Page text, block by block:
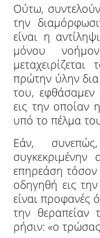
Ούτω,
την
είναι η
μόνου
πρώτην ύλην
του, εφθάσαμεν
εις την οποίαν
υπό το πέλμα
Εάν,
επηρεάση
οδηγηθή εις
είναι προφανές
την θεραπείαν
ρήσιν: «ο τρώσας